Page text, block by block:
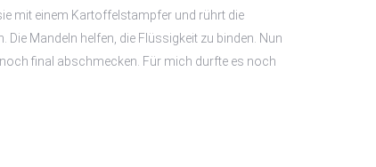
mit einem Kartoffelstampfer und rührt die
Die Mandeln helfen, die Flüssigkeit zu binden. Nun
final abschmecken. Für mich durfte es noch